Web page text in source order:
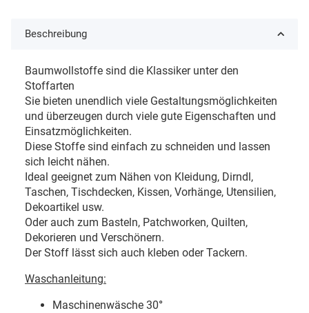
Beschreibung
Baumwollstoffe sind die Klassiker unter den
Stoffarten
Sie bieten unendlich viele Gestaltungsmöglichkeiten
und überzeugen durch viele gute Eigenschaften und
Einsatzmöglichkeiten.
Diese Stoffe sind einfach zu schneiden und lassen
sich leicht nähen.
Ideal geeignet zum Nähen von Kleidung, Dirndl,
Taschen, Tischdecken, Kissen, Vorhänge, Utensilien,
Dekoartikel usw.
Oder auch zum Basteln, Patchworken, Quilten,
Dekorieren und Verschönern.
Der Stoff lässt sich auch kleben oder Tackern.
Waschanleitung:
Maschinenwäsche 30°